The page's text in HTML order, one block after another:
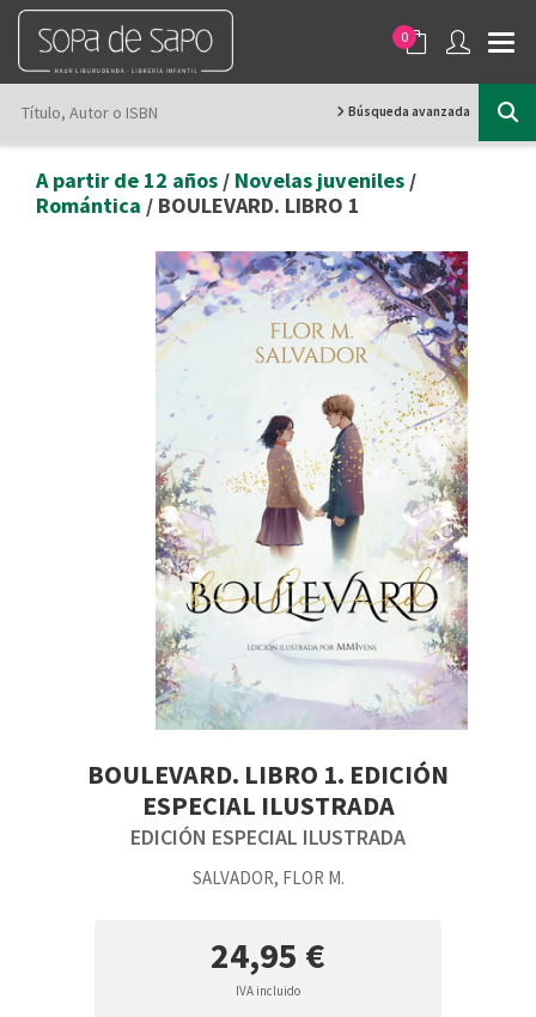
0
Búsqueda avanzada
A partir de 12 años / Novelas juveniles /
Romántica / BOULEVARD. LIBRO 1
BOULEVARD. LIBRO 1. EDICIÓN
ESPECIAL ILUSTRADA
EDICIÓN ESPECIAL ILUSTRADA
SALVADOR, FLOR M.
24,95 €
IVA incluido